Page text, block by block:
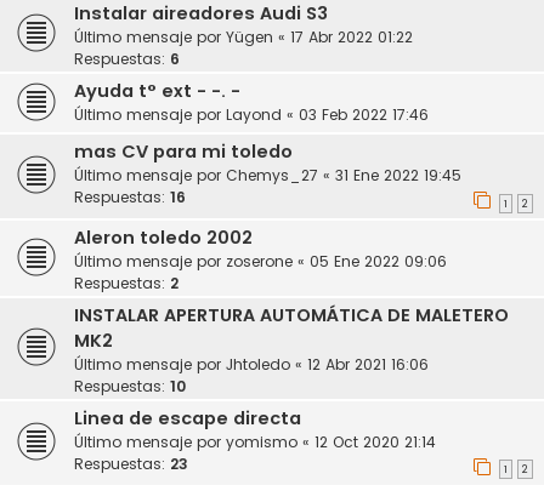
Instalar aireadores Audi S3
Último mensaje por Yügen « 17 Abr 2022 01:22
Respuestas: 6
Ayuda t° ext - -. -
Último mensaje por Layond « 03 Feb 2022 17:46
mas CV para mi toledo
Último mensaje por Chemys_27 « 31 Ene 2022 19:45
Respuestas: 16 1 2
Aleron toledo 2002
Último mensaje por zoserone « 05 Ene 2022 09:06
Respuestas: 2
INSTALAR APERTURA AUTOMÁTICA DE MALETERO
MK2
Último mensaje por Jhtoledo « 12 Abr 2021 16:06
Respuestas: 10
Linea de escape directa
Último mensaje por yomismo « 12 Oct 2020 21:14
Respuestas: 23 1 2